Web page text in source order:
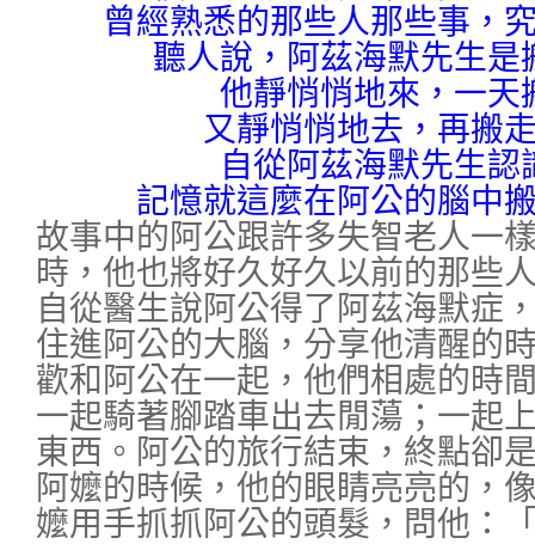
曾經熟悉的那些人那些事，
聽人說，阿茲海默先生是
他靜悄悄地來，一天
又靜悄悄地去，再搬
自從阿茲海默先生認
記憶就這麼在阿公的腦中
故事中的阿公跟許多失智老人一
時，他也將好久好久以前的那
自從醫生說阿公得了阿茲海默症
住進阿公的大腦，分享他清醒的
歡和阿公在一起，他們相處的時
一起騎著腳踏車出去閒蕩；一起
東西。阿公的旅行結束，終點卻
阿嬤的時候，他的眼睛亮亮的，
嬤用手抓抓阿公的頭髮，問他：